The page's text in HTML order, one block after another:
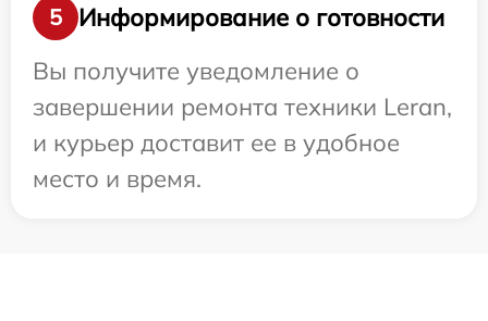
5
Информирование о готовности
Вы получите уведомление о
завершении ремонта техники Leran,
и курьер доставит ее в удобное
место и время.